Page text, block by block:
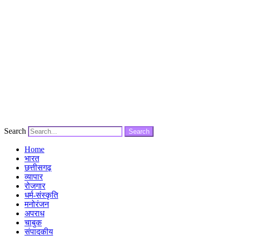
Search Search
Home
भारत
छत्तीसगढ़
व्यापार
रोजगार
धर्म-संस्कृति
मनोरंजन
अपराध
चाबुक
संपादकीय